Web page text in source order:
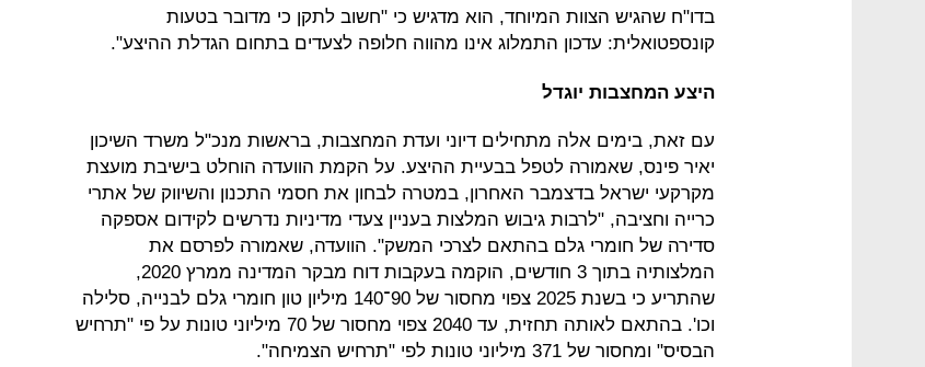
בדו"ח שהגיש הצוות המיוחד, הוא מדגיש כי "חשוב לתקן כי מדובר בטעות
קונספטואלית: עדכון התמלוג אינו מהווה חלופה לצעדים בתחום הגדלת ההיצע".
היצע המחצבות יוגדל
עם זאת, בימים אלה מתחילים דיוני ועדת המחצבות, בראשות מנכ"ל משרד השיכון
יאיר פינס, שאמורה לטפל בבעיית ההיצע. על הקמת הוועדה הוחלט בישיבת מועצת
מקרקעי ישראל בדצמבר האחרון, במטרה לבחון את חסמי התכנון והשיווק של אתרי
כרייה וחציבה, "לרבות גיבוש המלצות בעניין צעדי מדיניות נדרשים לקידום אספקה
סדירה של חומרי גלם בהתאם לצרכי המשק". הוועדה, שאמורה לפרסם את
המלצותיה בתוך 3 חודשים, הוקמה בעקבות דוח מבקר המדינה ממרץ 2020,
שהתריע כי בשנת 2025 צפוי מחסור של 90־140 מיליון טון חומרי גלם לבנייה, סלילה
וכו'. בהתאם לאותה תחזית, עד 2040 צפוי מחסור של 70 מיליוני טונות על פי "תרחיש
הבסיס" ומחסור של 371 מיליוני טונות לפי "תרחיש הצמיחה".